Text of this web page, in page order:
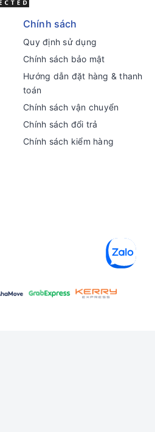
Chính sách
Quy định sử dụng
Chính sách bảo mật
Hướng dẫn đặt hàng & thanh
toán
Chính sách vận chuyển
Chính sách đổi trả
Chính sách kiểm hàng